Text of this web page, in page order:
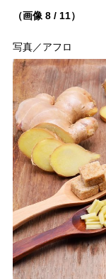
（画像 8 / 11）
写真／アフロ